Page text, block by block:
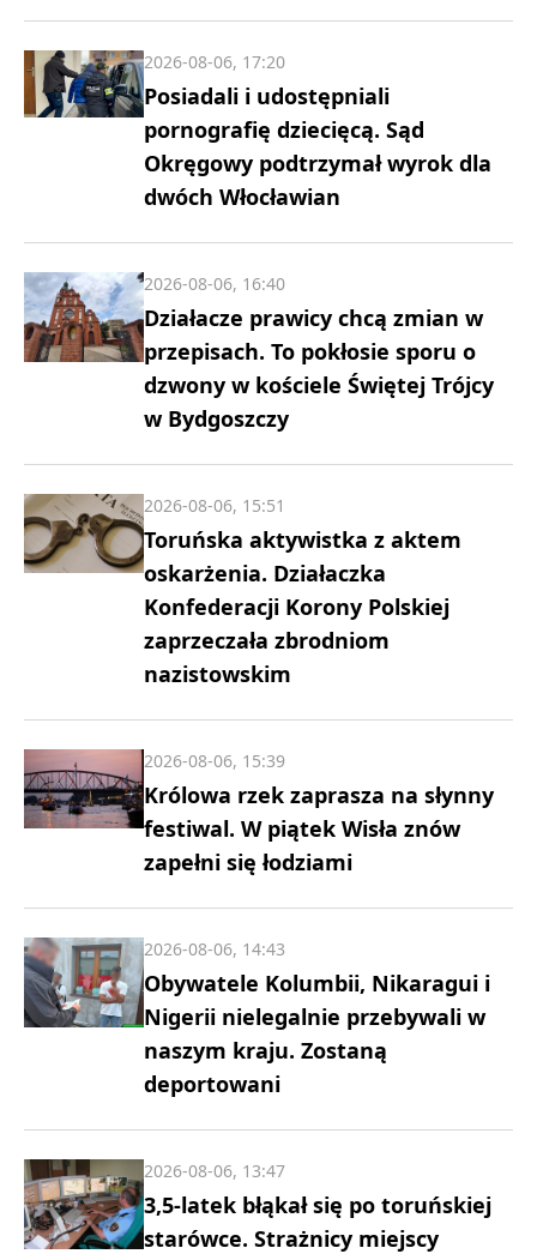
Posiadali i udostępniali
pornografię dziecięcą. Sąd
Okręgowy podtrzymał wyrok dla
dwóch Włocławian
2026-08-06, 17:20
Działacze prawicy chcą zmian w
przepisach. To pokłosie sporu o
dzwony w kościele Świętej Trójcy
w Bydgoszczy
2026-08-06, 16:40
Toruńska aktywistka z aktem
oskarżenia. Działaczka
Konfederacji Korony Polskiej
zaprzeczała zbrodniom
nazistowskim
2026-08-06, 15:51
Królowa rzek zaprasza na słynny
festiwal. W piątek Wisła znów
zapełni się łodziami
2026-08-06, 15:39
Obywatele Kolumbii, Nikaragui i
Nigerii nielegalnie przebywali w
naszym kraju. Zostaną
deportowani
2026-08-06, 14:43
3,5-latek błąkał się po toruńskiej
starówce. Strażnicy miejscy
2026-08-06, 13:47